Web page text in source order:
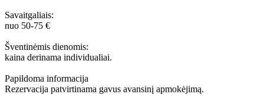
Savaitgaliais:
nuo 50-75 €
Šventinėmis dienomis:
kaina derinama individualiai.
Papildoma informacija
Rezervacija patvirtinama gavus avansinį apmokėjimą.